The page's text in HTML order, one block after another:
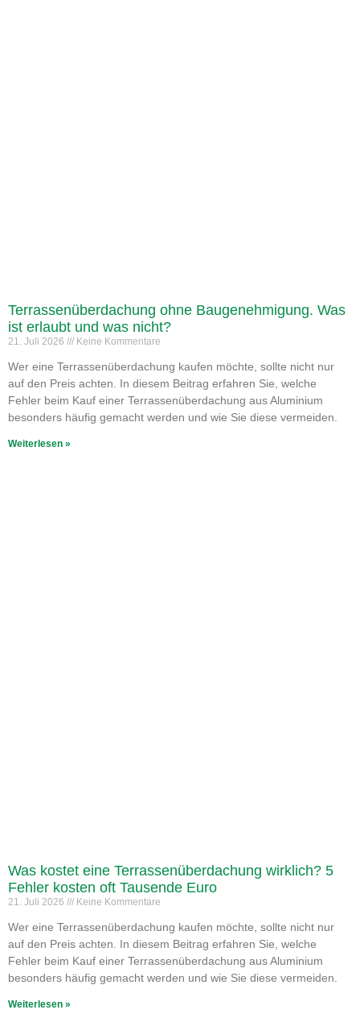
Terrassenüberdachung ohne Baugenehmigung. Was
ist erlaubt und was nicht?
21. Juli 2026 Keine Kommentare
Wer eine Terrassenüberdachung kaufen möchte, sollte nicht nur
auf den Preis achten. In diesem Beitrag erfahren Sie, welche
Fehler beim Kauf einer Terrassenüberdachung aus Aluminium
besonders häufig gemacht werden und wie Sie diese vermeiden.
Weiterlesen »
Was kostet eine Terrassenüberdachung wirklich? 5
Fehler kosten oft Tausende Euro
21. Juli 2026 Keine Kommentare
Wer eine Terrassenüberdachung kaufen möchte, sollte nicht nur
auf den Preis achten. In diesem Beitrag erfahren Sie, welche
Fehler beim Kauf einer Terrassenüberdachung aus Aluminium
besonders häufig gemacht werden und wie Sie diese vermeiden.
Weiterlesen »